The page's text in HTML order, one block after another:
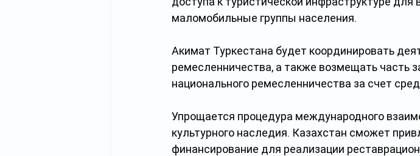
маломобильные группы населения.
Акимат Туркестана будет координировать
ремесленничества, а также возмещать часть
национального ремесленничества за счет
Упрощается процедура международного
культурного наследия. Казахстан сможет
финансирование для реализации